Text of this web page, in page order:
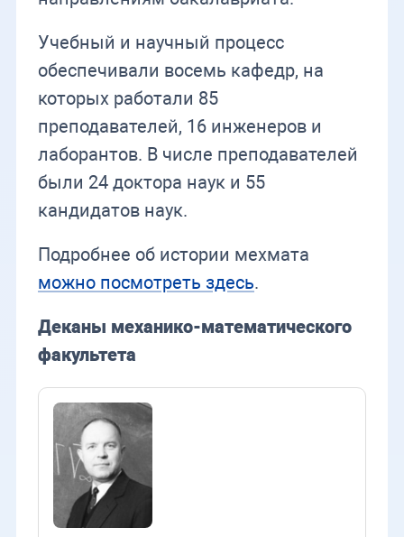
Учебный и научный процесс
обеспечивали восемь кафедр, на
которых работали 85
преподавателей, 16 инженеров и
лаборантов. В числе преподавателей
были 24 доктора наук и 55
кандидатов наук.
Подробнее об истории мехмата
можно посмотреть здесь.
Деканы механико-математического
факультета